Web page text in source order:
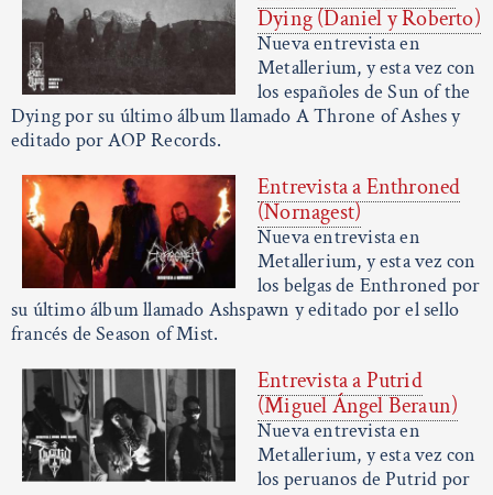
Dying (Daniel y Roberto)
Nueva entrevista en
Metallerium, y esta vez con
los españoles de Sun of the
Dying por su último álbum llamado A Throne of Ashes y
editado por AOP Records.
Entrevista a Enthroned
(Nornagest)
Nueva entrevista en
Metallerium, y esta vez con
los belgas de Enthroned por
su último álbum llamado Ashspawn y editado por el sello
francés de Season of Mist.
Entrevista a Putrid
(Miguel Ángel Beraun)
Nueva entrevista en
Metallerium, y esta vez con
los peruanos de Putrid por